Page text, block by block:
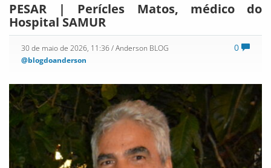
PESAR | Perícles Matos, médico do
Hospital SAMUR
0
30 de maio de 2026, 11:36/ Anderson BLOG
@blogdoanderson